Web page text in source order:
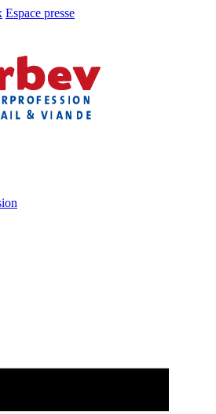
Espace presse